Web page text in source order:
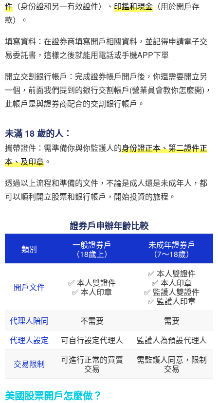
件 （身份證和另一有效證件）、 印鑑和現金 （用於開戶存
款）。
填寫資料：在證券商填寫開戶相關資料，並記得申請電子交
易委託書，這樣之後就能用電話或手機APP下單
開立交割銀行帳戶：完成證券帳戶開戶後，你還需要開立另
一個，前面我們提到的銀行交割帳戶(營業員會教你怎麼開)，
此帳戶是與證券商配合的交割銀行帳戶。
未滿 18 歲的人：
攜帶證件：需準備你與你監護人的身份證正本、第二證件正
本、及印章 。
透過以上流程和準備的文件，不論是成人還是未成年人，都
可以順利開立股票和銀行帳戶，開始投資的旅程。
證券戶申辦年齡比較
類別
一般證券戶
（18歲上）
未成年證券戶
（7～18歲）
開戶文件
✅ 本人雙證件
✅ 本人印章
✅ 本人雙證件
✅ 本人印章
✅ 監護人雙證件
✅ 監護人印章
代理人陪同
不需要
需要
代理人設定
可自行設定代理人 監護人為預設代理人
交易限制
可進行正常的買賣
交易
需監護人同意，限制
交易
美國股票開戶怎麼做？